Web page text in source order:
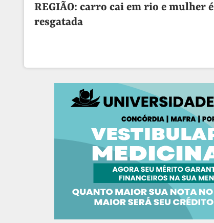
REGIÃO: carro cai em rio e mulher é
resgatada